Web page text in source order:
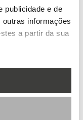
publicidade e de
informações
a partir da sua